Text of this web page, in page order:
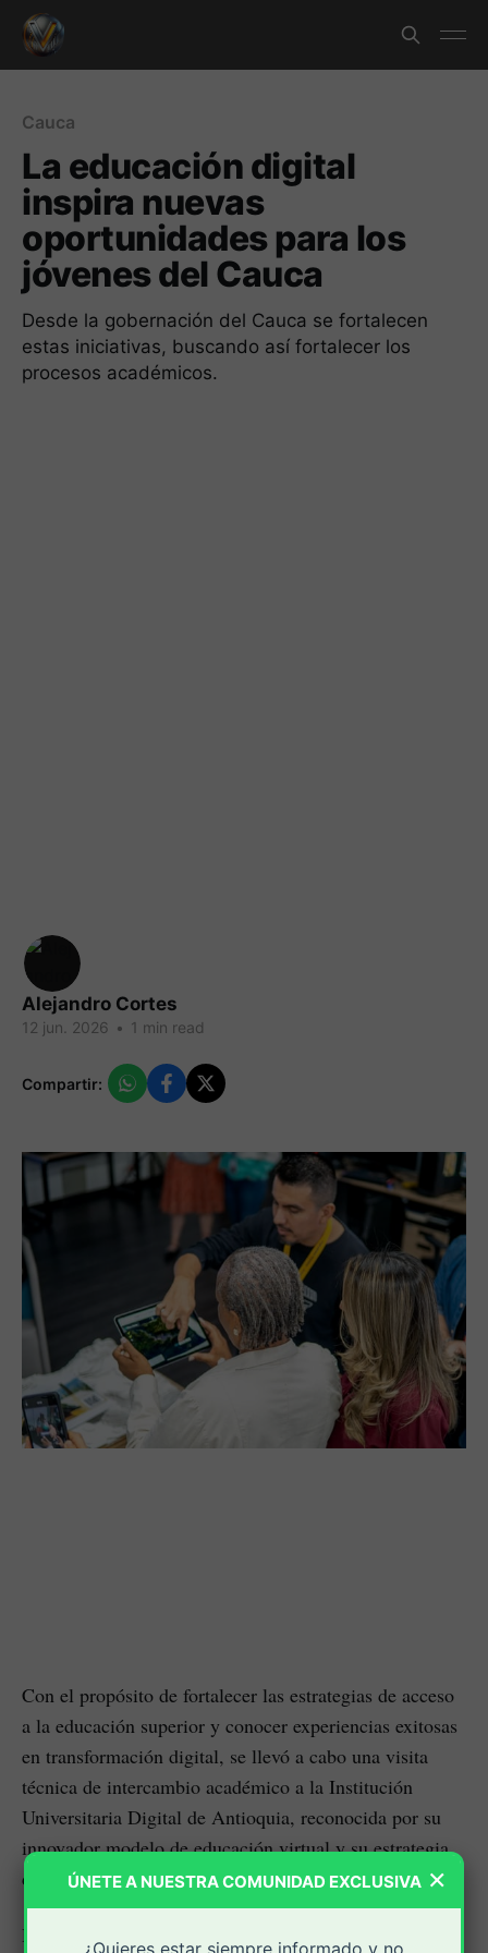
Cauca
La educación digital
inspira nuevas
oportunidades para los
jóvenes del Cauca
Desde la gobernación del Cauca se fortalecen
estas iniciativas, buscando así fortalecer los
procesos académicos.
Alejandro Cortes
12 jun. 2026 • 1 min read
Compartir:
Con el propósito de fortalecer las estrategias de acceso
a la educación superior y conocer experiencias exitosas
en transformación digital, se llevó a cabo una visita
técnica de intercambio académico a la Institución
Universitaria Digital de Antioquia, reconocida por su
innovador modelo de educación virtual y su estrategia
de Digitalidad Próxima.
Durante la jornada, los participantes tuvieron la
×
ÚNETE A NUESTRA COMUNIDAD EXCLUSIVA
¿Quieres estar siempre informado y no